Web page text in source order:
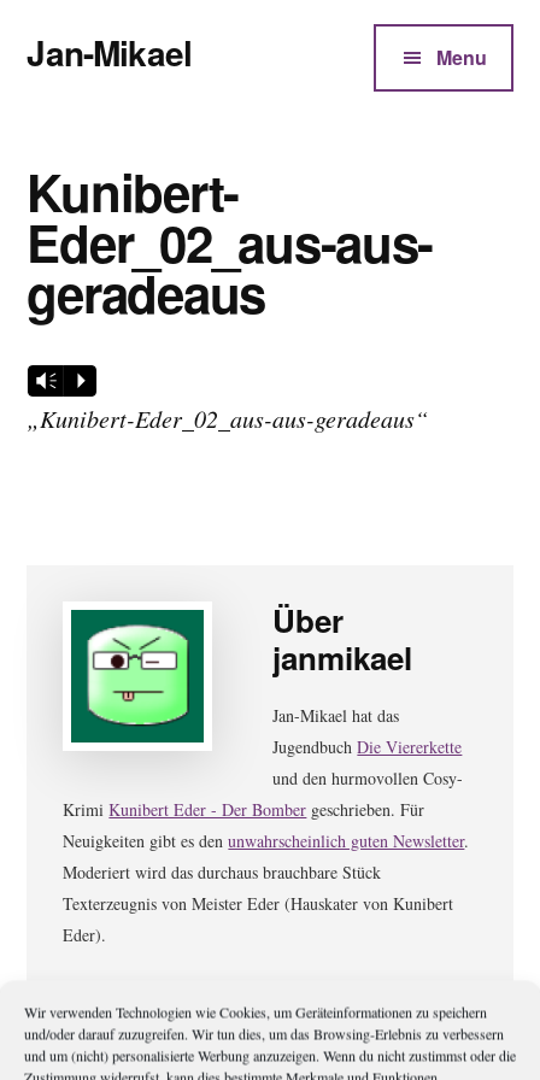
Wir verwenden Technologien wie Cookies, um Geräteinformationen zu speichern
und/oder darauf zuzugreifen. Wir tun dies, um das Browsing-Erlebnis zu verbessern
und um (nicht) personalisierte Werbung anzuzeigen. Wenn du nicht zustimmst oder die
Inhalt
springen
menu
Jan-Mikael
Eder
Menu
Kunibert-
Eder_02_aus-aus-
geradeaus
Audio-
Player
Vm P
„Kunibert-Eder_02_aus-aus-geradeaus“
Über
janmikael
Jan-Mikael hat das
JugendbuchDie Viererkette
und den hurmovollen Cosy-
KrimiKunibert Eder - Der Bomber geschrieben. Für
Neuigkeiten gibt es denunwahrscheinlich guten Newsletter.
Moderiert wird das durchaus brauchbare Stück
Texterzeugnis von Meister Eder (Hauskater von Kunibert
Eder).
Leser-
Schreibe einen Kommentar